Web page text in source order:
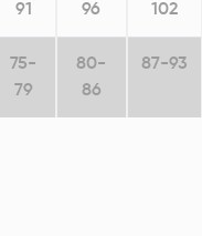
91
96
102
75-
79
80-
86
87-93